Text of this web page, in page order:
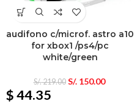
audifono c/microf. astro a10
for xbox1 /ps4/pc
white/green
S/.219.00 S/.150.00
$ 44.35